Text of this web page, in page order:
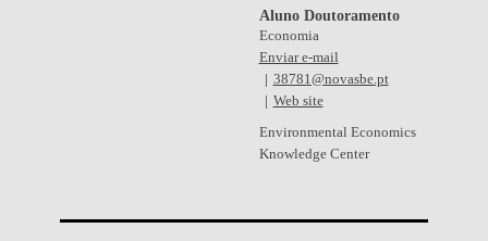
Aluno Doutoramento
Economia
Enviar e-mail
38781@novasbe.pt
Web site
Environmental Economics
Knowledge Center